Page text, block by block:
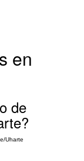
en
de
Uharte